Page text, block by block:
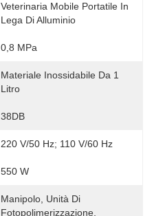
Veterinaria Mobile Portatile In
Lega Di Alluminio
0,8 MPa
Materiale Inossidabile Da 1
Litro
38DB
220 V/50 Hz; 110 V/60 Hz
550 W
Manipolo, Unità Di
Fotopolimerizzazione,